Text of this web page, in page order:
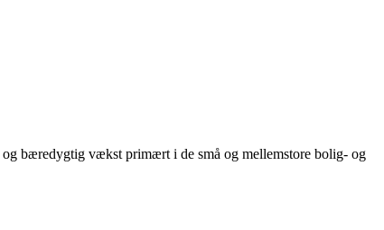
bæredygtig vækst primært i de små og mellemstore bolig- og